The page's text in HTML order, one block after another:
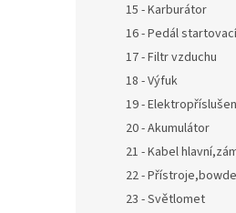
15 - Karburátor
16 - Pedál startovací
17 - Filtr vzduchu
18 - Výfuk
19 -
20 - Akumulátor
21 - Kabel
22 -
23 - Světlomet